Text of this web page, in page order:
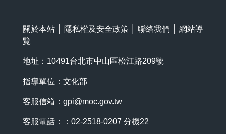
關於本站 隱私權及安全政策 聯絡我們
網站導
覽
地址：10491台北市中山區松江路209號
指導單位：文化部
客服信箱： gpi@moc.gov.tw
客服電話：：02-2518-0207 分機22